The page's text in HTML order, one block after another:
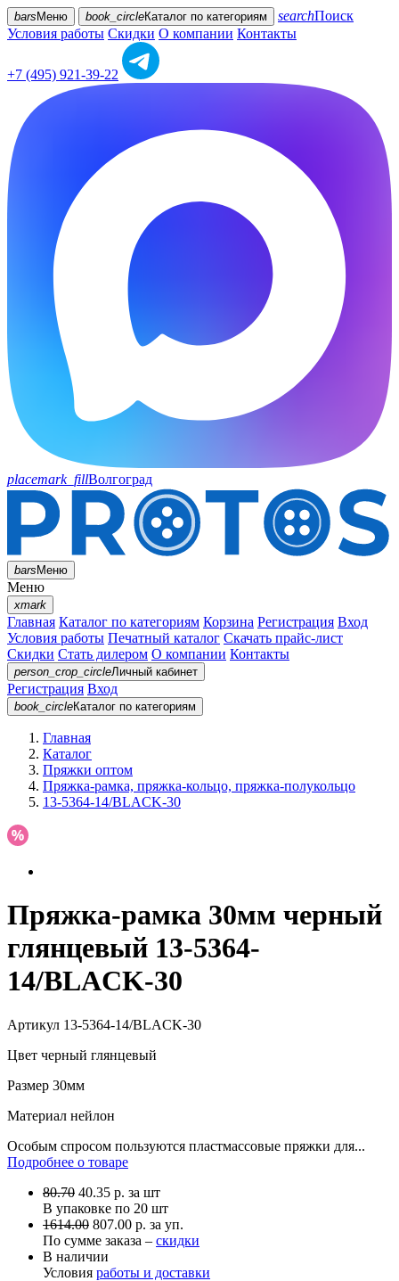
bars Меню book_circleКаталог по категориям searchПоиск
Условия работы Скидки О компании Контакты
+7 (495) 921-39-22
placemark_fillВолгоград
barsМеню
Меню
xmark
Главная Каталог по категориям Корзина Регистрация Вход
Условия работы Печатный каталог Скачать прайс-лист
Скидки Стать дилером О компании Контакты
person_crop_circleЛичный кабинет
Регистрация Вход
book_circleКаталог по категориям
Главная
Каталог
Пряжки оптом
Пряжка-рамка, пряжка-кольцо, пряжка-полукольцо
13-5364-14/BLACK-30
Пряжка-рамка 30мм черный
глянцевый 13-5364-
14/BLACK-30
Артикул 13-5364-14/BLACK-30
Цвет черный глянцевый
Размер 30мм
Материал нейлон
Особым спросом пользуются пластмассовые пряжки для...
Подробнее о товаре
80.70 40.35 р. за шт
В упаковке по 20 шт
1614.00 807.00 р. за уп.
По сумме заказа – скидки
В наличии
Условия работы и доставки